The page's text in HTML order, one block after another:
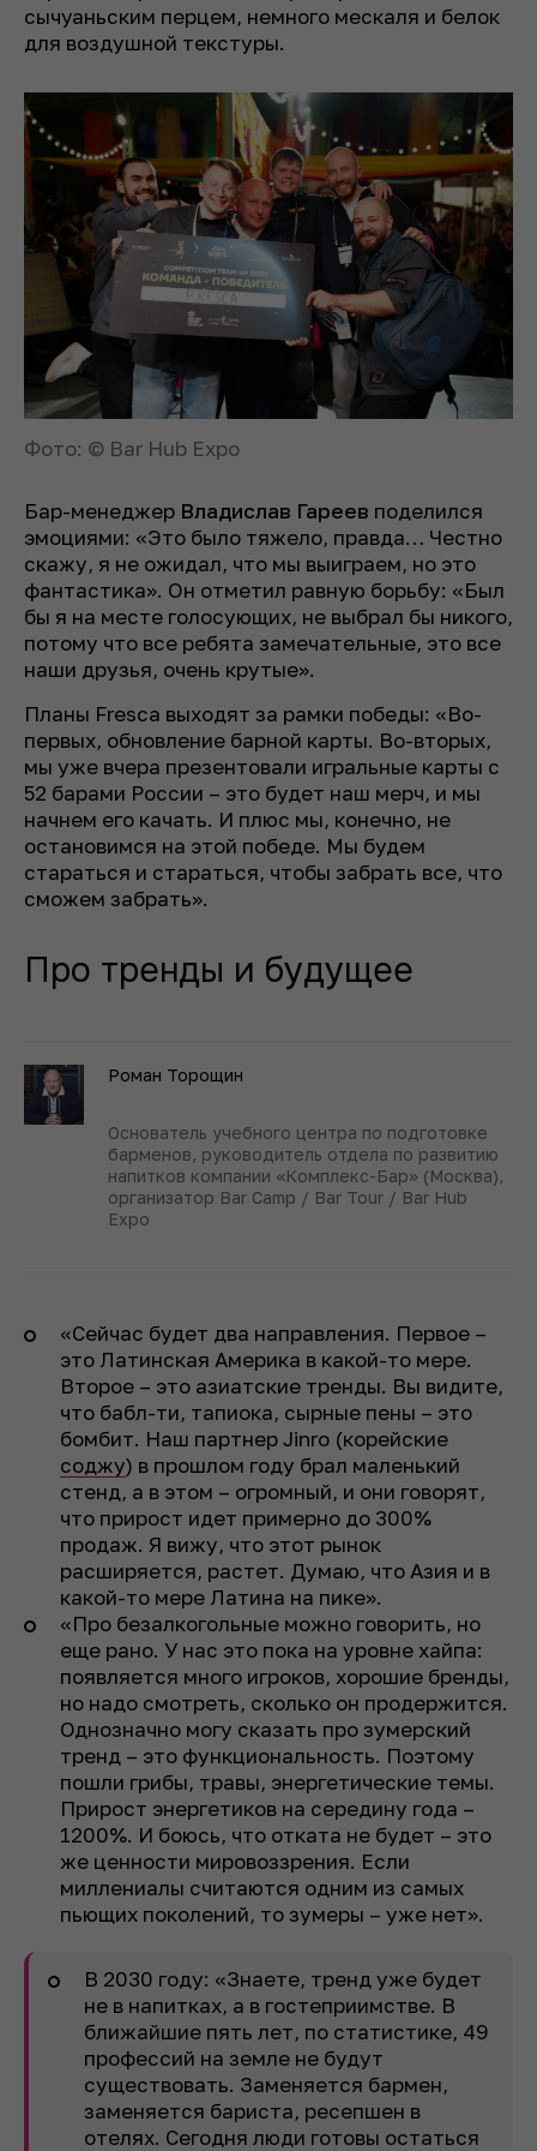
сычуаньским перцем, немного мескаля и белок
для воздушной текстуры.
Фото: © Bar Hub Expo
Бар-менеджер Владислав Гареев поделился
эмоциями: «Это было тяжело, правда… Честно
скажу, я не ожидал, что мы выиграем, но это
фантастика». Он отметил равную борьбу: «Был
бы я на месте голосующих, не выбрал бы никого,
потому что все ребята замечательные, это все
наши друзья, очень крутые».
Планы Fresca выходят за рамки победы: «Во-
первых, обновление барной карты. Во-вторых,
мы уже вчера презентовали игральные карты с
52 барами России – это будет наш мерч, и мы
начнем его качать. И плюс мы, конечно, не
остановимся на этой победе. Мы будем
стараться и стараться, чтобы забрать все, что
сможем забрать».
Про тренды и будущее
Роман Торощин
Основатель учебного центра по подготовке
барменов, руководитель отдела по развитию
напитков компании «Комплекс-Бар» (Москва),
организатор Bar Camp / Bar Tour / Bar Hub
Expo
«Сейчас будет два направления. Первое –
это Латинская Америка в какой-то мере.
Второе – это азиатские тренды. Вы видите,
что бабл-ти, тапиока, сырные пены – это
бомбит. Наш партнер Jinro (корейские
соджу) в прошлом году брал маленький
стенд, а в этом – огромный, и они говорят,
что прирост идет примерно до 300%
продаж. Я вижу, что этот рынок
расширяется, растет. Думаю, что Азия и в
какой-то мере Латина на пике».
«Про безалкогольные можно говорить, но
еще рано. У нас это пока на уровне хайпа:
появляется много игроков, хорошие бренды,
но надо смотреть, сколько он продержится.
Однозначно могу сказать про зумерский
тренд – это функциональность. Поэтому
пошли грибы, травы, энергетические темы.
Прирост энергетиков на середину года –
1200%. И боюсь, что отката не будет – это
же ценности мировоззрения. Если
миллениалы считаются одним из самых
пьющих поколений, то зумеры – уже нет».
В 2030 году: «Знаете, тренд уже будет
не в напитках, а в гостеприимстве. В
ближайшие пять лет, по статистике, 49
профессий на земле не будут
существовать. Заменяется бармен,
заменяется бариста, ресепшен в
отелях. Сегодня люди готовы остаться